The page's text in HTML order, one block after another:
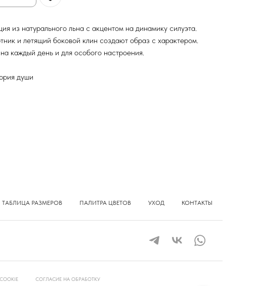
из натурального льна с акцентом на динамику силуэта.
и летящий боковой клин создают образ с характером.
каждый день и для особого настроения.
души
ТАБЛИЦА РАЗМЕРОВ ПАЛИТРА ЦВЕТОВ УХОД КОНТАКТЫ
СОГЛАСИЕ НА ОБРАБОТКУ